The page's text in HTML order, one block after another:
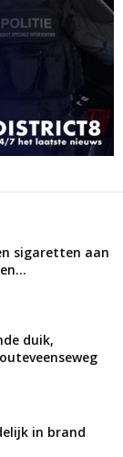
sigaretten aan
duik,
in brand